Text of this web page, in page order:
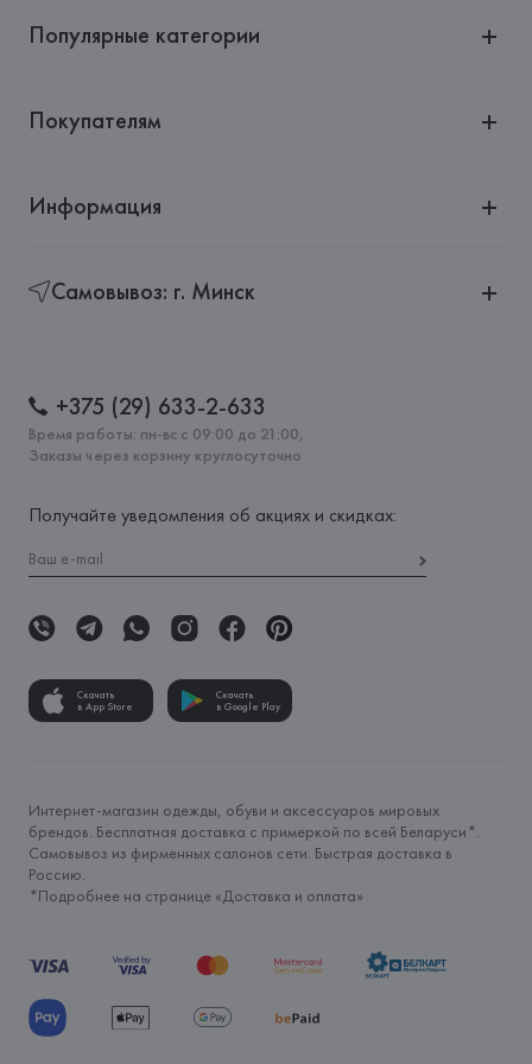
Популярные категории
Покупателям
Информация
Самовывоз: г. Минск
+375 (29) 633-2-633
Время работы: пн-вс с 09:00 до 21:00,
Заказы через корзину круглосуточно
Получайте уведомления об акциях и скидках:
Скачать
в App Store
Скачать
в Google Play
Интернет-магазин одежды, обуви и аксессуаров мировых
брендов. Бесплатная доставка с примеркой по всей Беларуси*.
Самовывоз из фирменных салонов сети. Быстрая доставка в
Россию.
*Подробнее на странице «Доставка и оплата»